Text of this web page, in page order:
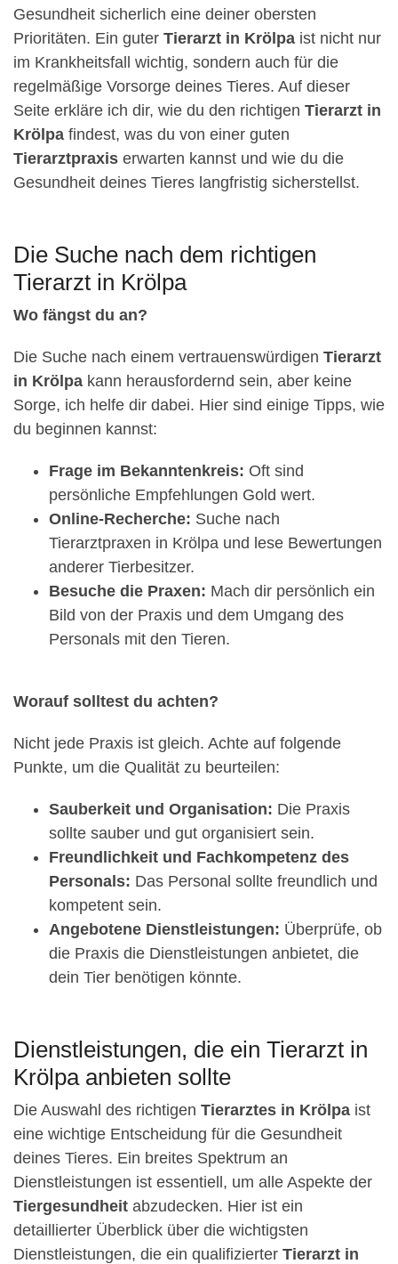
Gesundheit sicherlich eine deiner obersten
Prioritäten. Ein guter Tierarzt in Krölpa ist nicht nur
im Krankheitsfall wichtig, sondern auch für die
regelmäßige Vorsorge deines Tieres. Auf dieser
Seite erkläre ich dir, wie du den richtigen Tierarzt in
Krölpa findest, was du von einer guten
Tierarztpraxis erwarten kannst und wie du die
Gesundheit deines Tieres langfristig sicherstellst.
Die Suche nach dem richtigen
Tierarzt in Krölpa
Wo fängst du an?
Die Suche nach einem vertrauenswürdigen Tierarzt
in Krölpa kann herausfordernd sein, aber keine
Sorge, ich helfe dir dabei. Hier sind einige Tipps, wie
du beginnen kannst:
Frage im Bekanntenkreis: Oft sind
persönliche Empfehlungen Gold wert.
Online-Recherche: Suche nach
Tierarztpraxen in Krölpa und lese Bewertungen
anderer Tierbesitzer.
Besuche die Praxen: Mach dir persönlich ein
Bild von der Praxis und dem Umgang des
Personals mit den Tieren.
Worauf solltest du achten?
Nicht jede Praxis ist gleich. Achte auf folgende
Punkte, um die Qualität zu beurteilen:
Sauberkeit und Organisation: Die Praxis
sollte sauber und gut organisiert sein.
Freundlichkeit und Fachkompetenz des
Personals: Das Personal sollte freundlich und
kompetent sein.
Angebotene Dienstleistungen: Überprüfe, ob
die Praxis die Dienstleistungen anbietet, die
dein Tier benötigen könnte.
Dienstleistungen, die ein Tierarzt in
Krölpa anbieten sollte
Die Auswahl des richtigen Tierarztes in Krölpa ist
eine wichtige Entscheidung für die Gesundheit
deines Tieres. Ein breites Spektrum an
Dienstleistungen ist essentiell, um alle Aspekte der
Tiergesundheit abzudecken. Hier ist ein
detaillierter Überblick über die wichtigsten
Dienstleistungen, die ein qualifizierter Tierarzt in